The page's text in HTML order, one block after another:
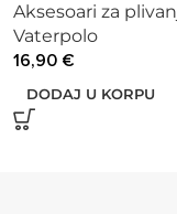
Aksesoari za
Vaterpolo
16,90 €
DODAJ U KORPU